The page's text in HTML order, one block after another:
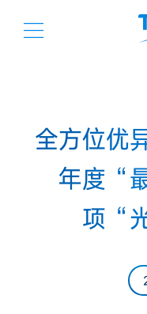
全方位优
年度“
项“